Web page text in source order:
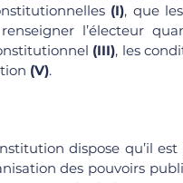
(I), que
l’électeur
(III), les
(V).
dispose qu’il
des pouvoirs